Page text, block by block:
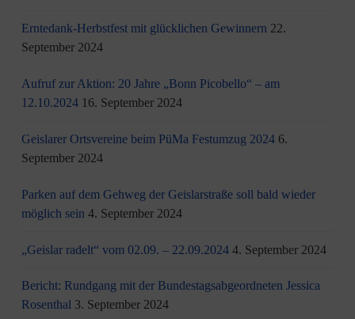
Erntedank-Herbstfest mit glücklichen Gewinnern 22.
September 2024
Aufruf zur Aktion: 20 Jahre „Bonn Picobello“ – am
12.10.2024 16. September 2024
Geislarer Ortsvereine beim PüMa Festumzug 2024 6.
September 2024
Parken auf dem Gehweg der Geislarstraße soll bald wieder
möglich sein 4. September 2024
„Geislar radelt“ vom 02.09. – 22.09.2024 4. September 2024
Bericht: Rundgang mit der Bundestagsabgeordneten Jessica
Rosenthal 3. September 2024